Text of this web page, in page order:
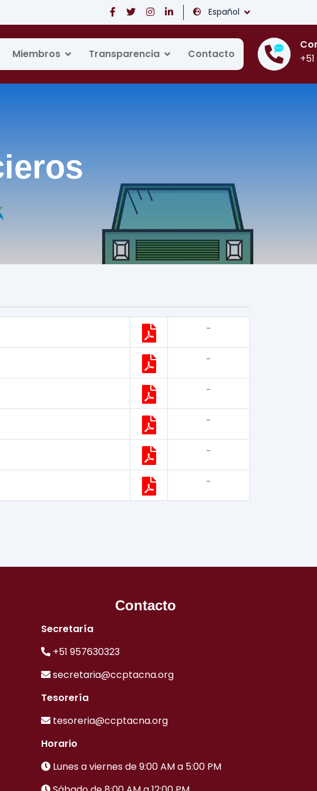
Español
Miembros Transparencia Contacto
-
-
-
-
-
-
Contacto
Secretaría
+51 957630323
secretaria@ccptacna.org
Tesorería
tesoreria@ccptacna.org
Horario
Lunes a viernes de 9:00 AM a 5:00 PM